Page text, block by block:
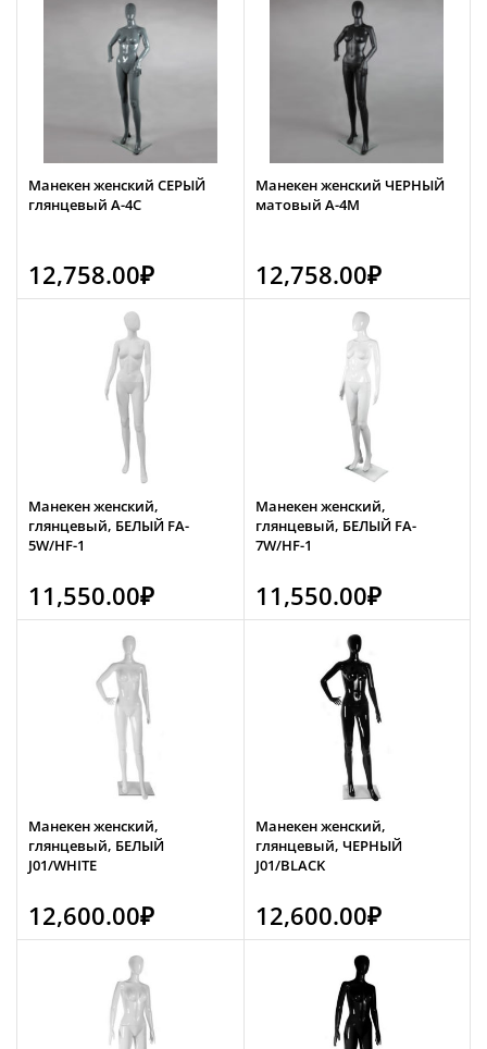
Манекен женский СЕРЫЙ
глянцевый А-4С
12,758.00₽
Манекен женский ЧЕРНЫЙ
матовый А-4М
12,758.00₽
Манекен женский,
глянцевый, БЕЛЫЙ FA-
5W/HF-1
11,550.00₽
Манекен женский,
глянцевый, БЕЛЫЙ FA-
7W/HF-1
11,550.00₽
Манекен женский,
глянцевый, БЕЛЫЙ
J01/WHITE
12,600.00₽
Манекен женский,
глянцевый, ЧЕРНЫЙ
J01/BLACK
12,600.00₽